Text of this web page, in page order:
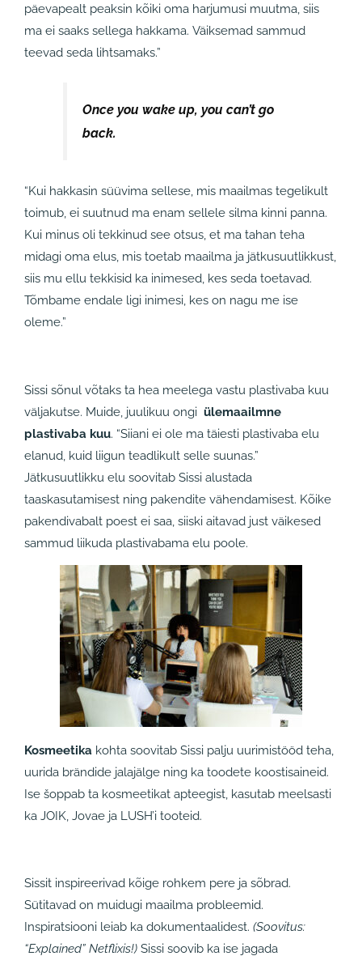
päevapealt peaksin kõiki oma harjumusi muutma, siis
ma ei saaks sellega hakkama. Väiksemad sammud
teevad seda lihtsamaks.”
Once you wake up, you can’t go
back.
“Kui hakkasin süüvima sellese, mis maailmas tegelikult
toimub, ei suutnud ma enam sellele silma kinni panna.
Kui minus oli tekkinud see otsus, et ma tahan teha
midagi oma elus, mis toetab maailma ja jätkusuutlikkust,
siis mu ellu tekkisid ka inimesed, kes seda toetavad.
Tõmbame endale ligi inimesi, kes on nagu me ise
oleme.”
Sissi sõnul võtaks ta hea meelega vastu plastivaba kuu
väljakutse. Muide, juulikuu ongi ülemaailmne
plastivaba kuu. “Siiani ei ole ma täiesti plastivaba elu
elanud, kuid liigun teadlikult selle suunas.”
Jätkusuutlikku elu soovitab Sissi alustada
taaskasutamisest ning pakendite vähendamisest. Kõike
pakendivabalt poest ei saa, siiski aitavad just väikesed
sammud liikuda plastivabama elu poole.
Kosmeetika kohta soovitab Sissi palju uurimistööd teha,
uurida brändide jalajälge ning ka toodete koostisaineid.
Ise šoppab ta kosmeetikat apteegist, kasutab meelsasti
ka JOIK, Jovae ja LUSH’i tooteid.
Sissit inspireerivad kõige rohkem pere ja sõbrad.
Sütitavad on muidugi maailma probleemid.
Inspiratsiooni leiab ka dokumentaalidest. (Soovitus:
“Explained” Netflixis!) Sissi soovib ka ise jagada